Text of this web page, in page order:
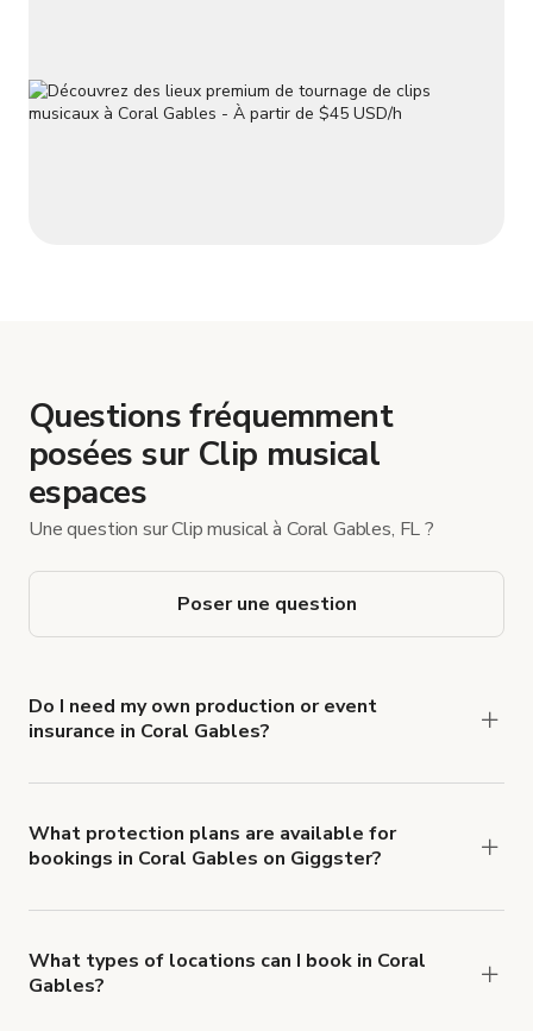
Questions fréquemment
posées sur Clip musical
espaces
Une question sur Clip musical à Coral Gables, FL ?
Poser une question
Do I need my own production or event
insurance in Coral Gables?
insurance with liability coverage of no less than
$1,000,000.
What protection plans are available for
bookings in Coral Gables on Giggster?
about Giggster's Damage Protection coverage.
What types of locations can I book in Coral
Gables?